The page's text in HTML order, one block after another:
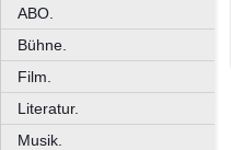
ABO.
Bühne.
Film.
Literatur.
Musik.